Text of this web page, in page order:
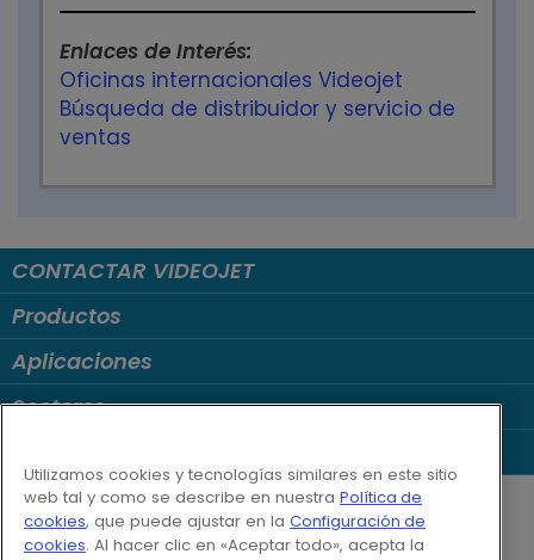
Enlaces de Interés:
Oficinas internacionales Videojet
Búsqueda de distribuidor y servicio de
ventas
CONTACTAR VIDEOJET
Productos
Aplicaciones
Sectores
Follow us on:
Utilizamos cookies y tecnologías similares en este sitio
web tal y como se describe en nuestra Política de
cookies, que puede ajustar en la Configuración de
cookies. Al hacer clic en «Aceptar todo», acepta la